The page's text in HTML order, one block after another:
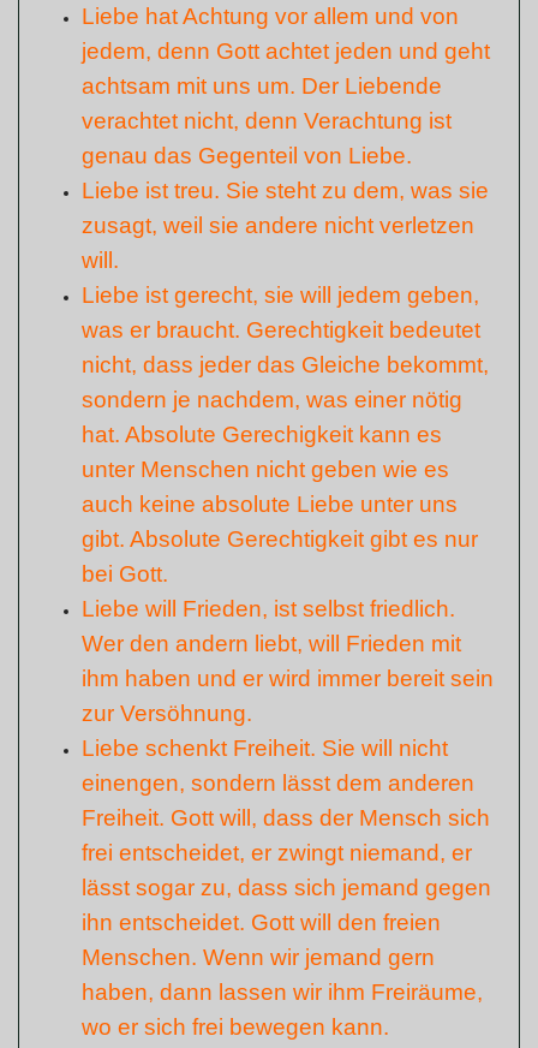
Liebe hat Achtung vor allem und von
jedem, denn Gott achtet jeden und geht
achtsam mit uns um. Der Liebende
verachtet nicht, denn Verachtung ist
genau das Gegenteil von Liebe.
Liebe ist treu. Sie steht zu dem, was sie
zusagt, weil sie andere nicht verletzen
will.
Liebe ist gerecht, sie will jedem geben,
was er braucht. Gerechtigkeit bedeutet
nicht, dass jeder das Gleiche bekommt,
sondern je nachdem, was einer nötig
hat. Absolute Gerechigkeit kann es
unter Menschen nicht geben wie es
auch keine absolute Liebe unter uns
gibt. Absolute Gerechtigkeit gibt es nur
bei Gott.
Liebe will Frieden, ist selbst friedlich.
Wer den andern liebt, will Frieden mit
ihm haben und er wird immer bereit sein
zur Versöhnung.
Liebe schenkt Freiheit. Sie will nicht
einengen, sondern lässt dem anderen
Freiheit. Gott will, dass der Mensch sich
frei entscheidet, er zwingt niemand, er
lässt sogar zu, dass sich jemand gegen
ihn entscheidet. Gott will den freien
Menschen. Wenn wir jemand gern
haben, dann lassen wir ihm Freiräume,
wo er sich frei bewegen kann.